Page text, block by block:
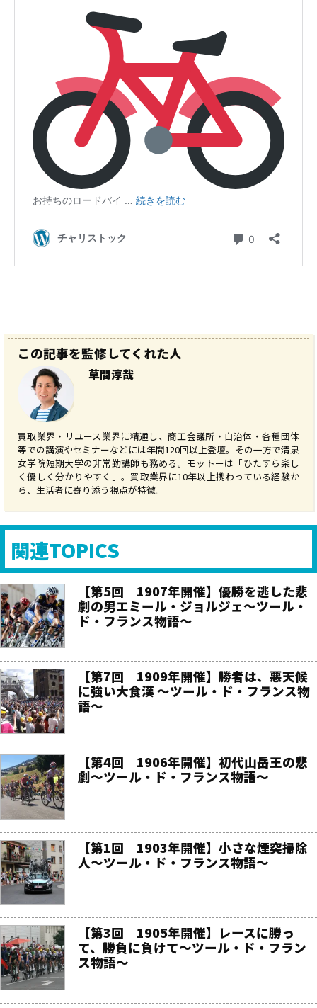
この記事を監修してくれた人
草間淳哉
買取業界・リユース業界に精通し、商工会議所・自治体・各種団体
等での講演やセミナーなどには年間120回以上登壇。その一方で清泉
女学院短期大学の非常勤講師も務める。モットーは「ひたすら楽し
く優しく分かりやすく」。買取業界に10年以上携わっている経験か
ら、生活者に寄り添う視点が特徴。
関連TOPICS
【第5回 1907年開催】優勝を逃した悲
劇の男エミール・ジョルジェ〜ツール・
ド・フランス物語〜
【第7回 1909年開催】勝者は、悪天候
に強い大食漢 〜ツール・ド・フランス物
語〜
【第4回 1906年開催】初代山岳王の悲
劇〜ツール・ド・フランス物語〜
【第1回 1903年開催】小さな煙突掃除
人〜ツール・ド・フランス物語〜
【第3回 1905年開催】レースに勝っ
て、勝負に負けて〜ツール・ド・フラン
ス物語〜